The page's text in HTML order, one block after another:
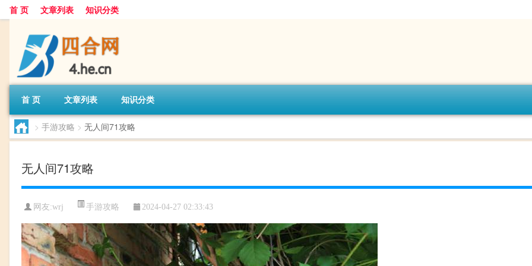
首 页 文章列表 知识分类
首 页 文章列表 知识分类
> 手游攻略 > 无人间71攻略
无人间71攻略
网友:wrj 手游攻略 2024-04-27 02:33:43